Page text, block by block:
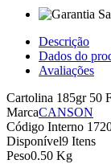
Descrição
Dados do
Avaliações
Cartolina 185gr 50
MarcaCANSON
Código Interno
Disponível9 Itens
Peso0.50 Kg